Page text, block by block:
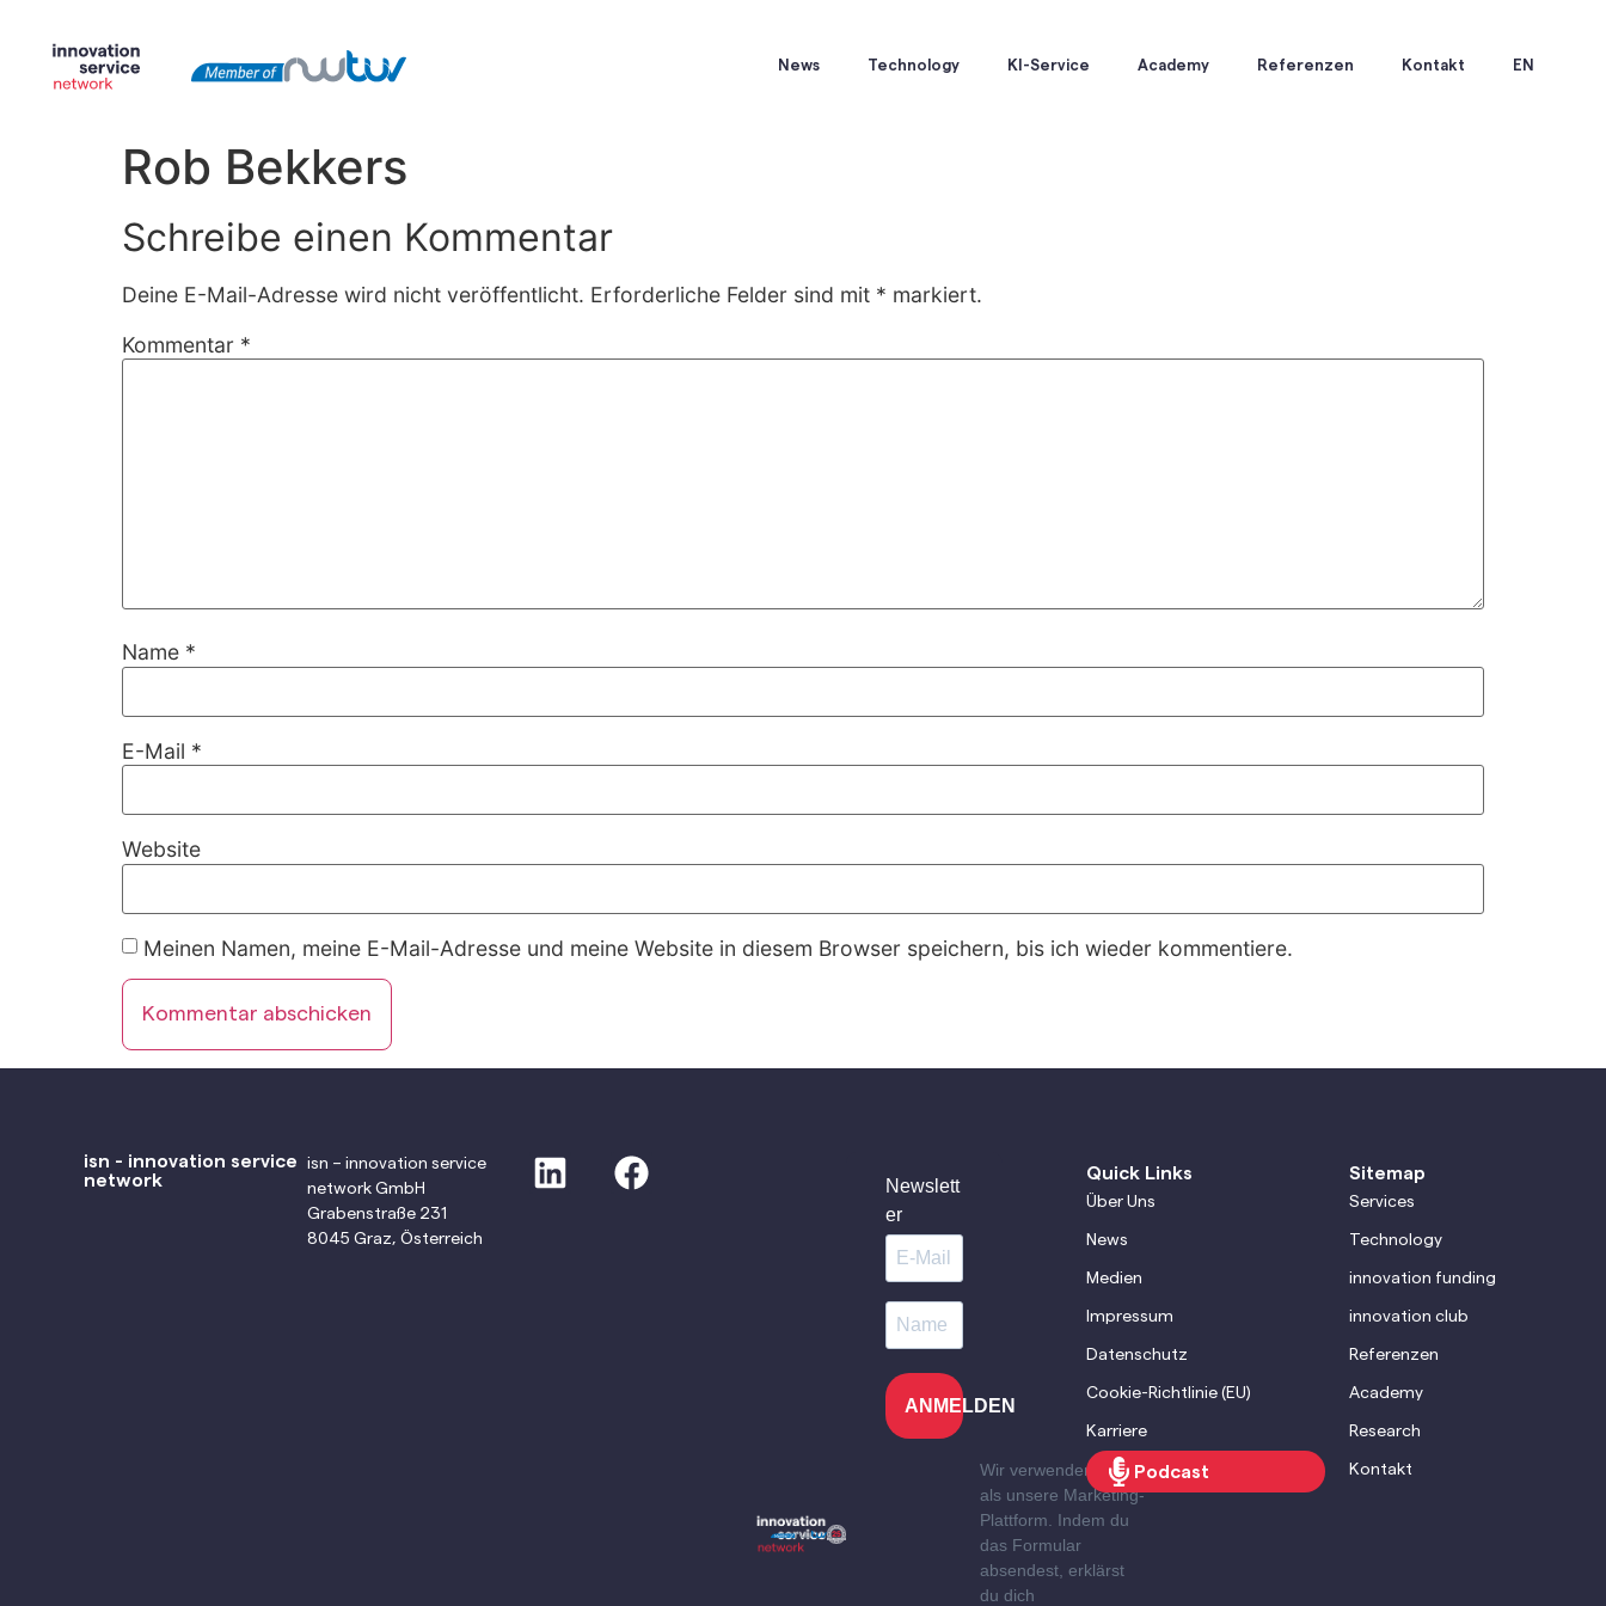
News Technology KI-Service Academy Referenzen Kontakt EN
Rob Bekkers
Schreibe einen Kommentar
Deine E-Mail-Adresse wird nicht veröffentlicht. Erforderliche Felder sind mit * markiert.
Kommentar *
Name *
E-Mail *
Website
Meinen Namen, meine E-Mail-Adresse und meine Website in diesem Browser speichern, bis ich wieder kommentiere.
isn - innovation service
network
isn – innovation service
network GmbH
Grabenstraße 231
8045 Graz, Österreich
Newslett
er
ANMELDEN
Wir verwenden Brevo
als unsere Marketing-
Plattform. Indem du
das Formular
absendest, erklärst
du dich
Quick Links
Über Uns
News
Medien
Impressum
Datenschutz
Cookie-Richtlinie (EU)
Karriere
Podcast
Sitemap
Services
Technology
innovation funding
innovation club
Referenzen
Academy
Research
Kontakt